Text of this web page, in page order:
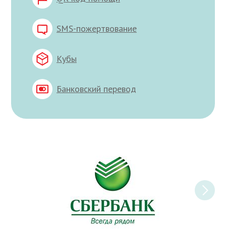
SMS-пожертвование
Кубы
Банковский перевод